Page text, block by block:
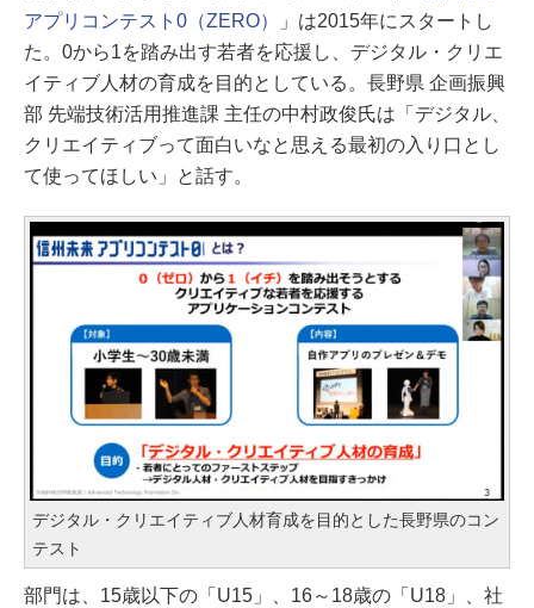
アプリコンテスト0（ZERO）
」は2015年にスタートし
た。0から1を踏み出す若者を応援し、デジタル・クリエ
イティブ人材の育成を目的としている。長野県 企画振興
部 先端技術活用推進課 主任の中村政俊氏は「デジタル、
クリエイティブって面白いなと思える最初の入り口とし
て使ってほしい」と話す。
デジタル・クリエイティブ人材育成を目的とした長野県のコン
テスト
部門は、15歳以下の「U15」、16～18歳の「U18」、社